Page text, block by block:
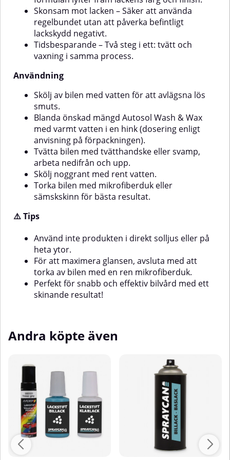
Skonsam mot lacken – Säker att använda
regelbundet utan att påverka befintligt
lackskydd negativt.
Tidsbesparande – Två steg i ett: tvätt och
vaxning i samma process.
Användning
Skölj av bilen med vatten för att avlägsna lös
smuts.
Blanda önskad mängd Autosol Wash & Wax
med varmt vatten i en hink (dosering enligt
anvisning på förpackningen).
Tvätta bilen med tvätthandske eller svamp,
arbeta nedifrån och upp.
Skölj noggrant med rent vatten.
Torka bilen med mikrofiberduk eller
sämskskinn för bästa resultat.
⚠️ Tips
Använd inte produkten i direkt solljus eller på
heta ytor.
För att maximera glansen, avsluta med att
torka av bilen med en ren mikrofiberduk.
Perfekt för snabb och effektiv bilvård med ett
skinande resultat!
Andra köpte även